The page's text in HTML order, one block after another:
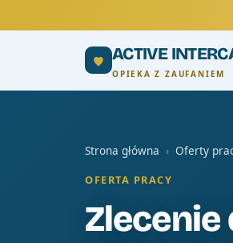
ACTIVE
OPIEKA Z ZAUFANIEM
Strona główna › Oferty
OFERTA PRACY